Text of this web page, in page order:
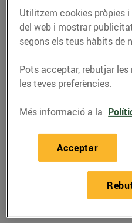
RECEPTES
Pastís de
merenga
08/de juliol/2022
Ingredients per a 4
Utilitzem cookies pròpies i
del web i mostrar
segons els teus hàbits de
Pots acceptar, rebutjar
les teves preferències.
Més informació a la
Acceptar